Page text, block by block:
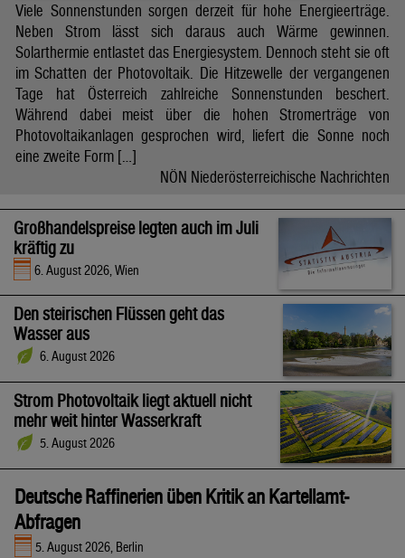
Viele Sonnenstunden sorgen derzeit für hohe Energieerträge.
Neben Strom lässt sich daraus auch Wärme gewinnen.
Solarthermie entlastet das Energiesystem. Dennoch steht sie oft
im Schatten der Photovoltaik. Die Hitzewelle der vergangenen
Tage hat Österreich zahlreiche Sonnenstunden beschert.
Während dabei meist über die hohen Stromerträge von
Photovoltaikanlagen gesprochen wird, liefert die Sonne noch
eine zweite Form […]
NÖN Niederösterreichische Nachrichten
Großhandelspreise legten auch im Juli
kräftig zu
6. August 2026, Wien
Den steirischen Flüssen geht das
Wasser aus
6. August 2026
Strom Photovoltaik liegt aktuell nicht
mehr weit hinter Wasserkraft
5. August 2026
Deutsche Raffinerien üben Kritik an Kartellamt-
Abfragen
5. August 2026, Berlin